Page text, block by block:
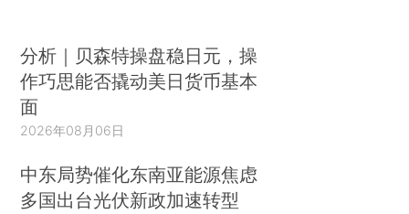
分析｜贝森特操盘稳日元，操
作巧思能否撬动美日货币基本
面
2026年08月06日
中东局势催化东南亚能源焦虑
多国出台光伏新政加速转型